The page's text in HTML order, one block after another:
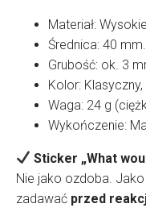
Materiał:
Średnica: 40 mm.
Grubość: ok. 3
Kolor:
Waga: 24 g
Wykończenie:
Sticker „What
Nie jako ozdoba.
zadawać przed